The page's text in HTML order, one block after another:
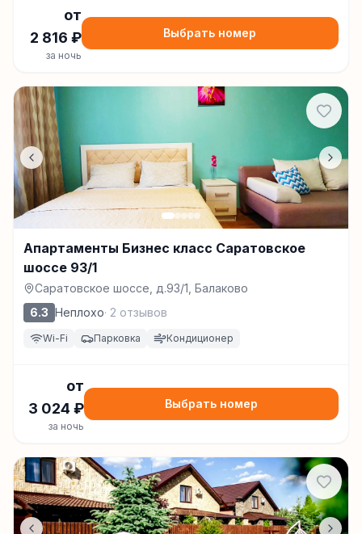
от
2 816 ₽
за ночь
Выбрать номер
Апартаменты Бизнес класс Саратовское
шоссе 93/1
Саратовское шоссе, д.93/1, Балаково
6.3 Неплохо· 2 отзывов
Wi-Fi Парковка Кондиционер
от
3 024 ₽
за ночь
Выбрать номер